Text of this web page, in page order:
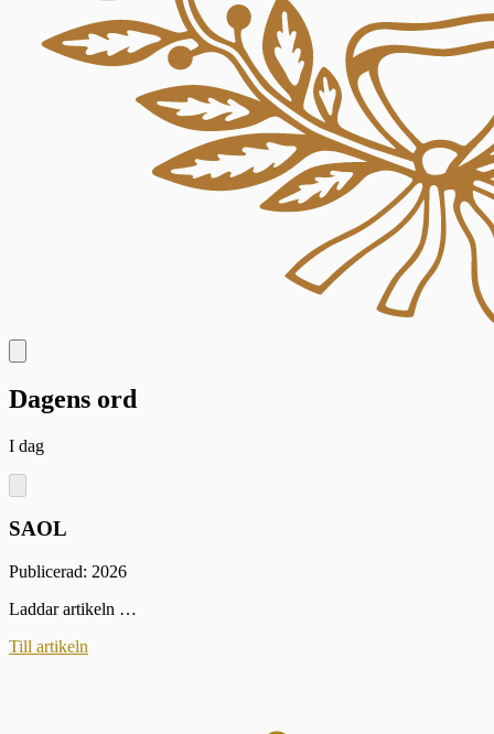
Dagens ord
I dag
SAOL
Publicerad: 2026
Laddar artikeln …
Till artikeln